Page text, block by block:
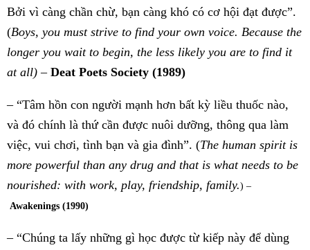
Bởi vì càng chần chừ, bạn càng khó có cơ hội đạt được”.
(Boys, you must strive to find your own voice. Because the
longer you wait to begin, the less likely you are to find it
at all) –Deat Poets Society (1989)
– “Tâm hồn con người mạnh hơn bất kỳ liều thuốc nào,
và đó chính là thứ cần được nuôi dưỡng, thông qua làm
việc, vui chơi, tình bạn và gia đình”. (The human spirit is
more powerful than any drug and that is what needs to be
nourished: with work, play, friendship, family.) –
Awakenings (1990)
– “Chúng ta lấy những gì học được từ kiếp này để dùng